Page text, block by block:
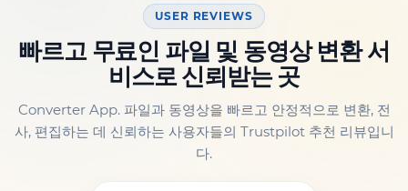
USER REVIEWS
빠르고 무료인 파일 및 동영상 변환 서
비스로 신뢰받는 곳
Converter App. 파일과 동영상을 빠르고 안정적으로 변환, 전
사, 편집하는 데 신뢰하는 사용자들의 Trustpilot 추천 리뷰입니
다.